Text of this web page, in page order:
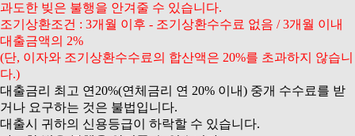
과도한 빚은 불행을 안겨줄 수 있습니다.
조기상환조건 : 3개월 이후 - 조기상환수수료 없음 / 3개월 이내
대출금액의 2%
(단, 이자와 조기상환수수료의 합산액은 20%를 초과하지 않습니
다.)
대출금리 최고 연20%(연체금리 연 20% 이내) 중개 수수료를 받
거나 요구하는 것은 불법입니다.
대출시 귀하의 신용등급이 하락할 수 있습니다.